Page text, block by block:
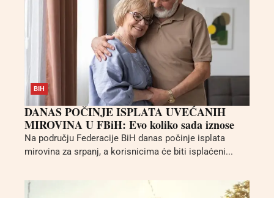
BIH
DANAS POČINJE ISPLATA UVEĆANIH
MIROVINA U FBiH: Evo koliko sada iznose
Na području Federacije BiH danas počinje isplata
mirovina za srpanj, a korisnicima će biti isplaćeni...